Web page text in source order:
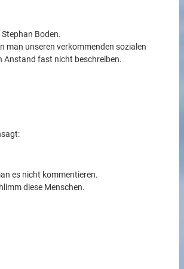
Boden.
man unseren verkommenden sozialen
Anstand fast nicht beschreiben.
sagt:
es nicht kommentieren.
diese Menschen.